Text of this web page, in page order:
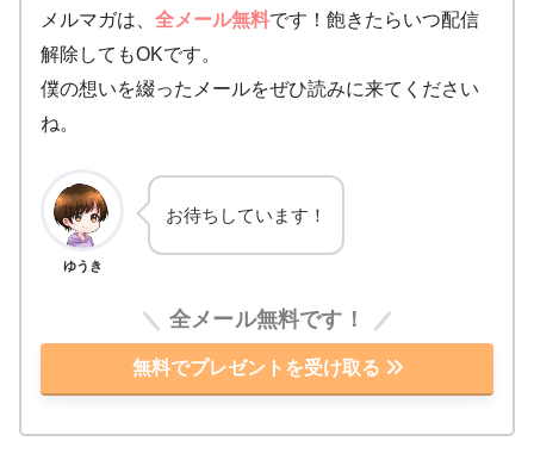
メルマガは、 全メール無料です！飽きたらいつ配信
解除してもOKです。
僕の想いを綴ったメールをぜひ読みに来てください
ね。
ゆうき
お待ちしています！
全メール無料です！
無料でプレゼントを受け取る